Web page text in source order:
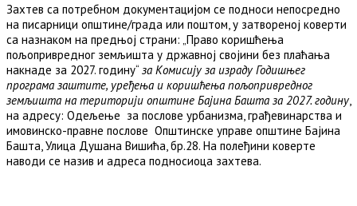
Захтев са потребном документацијом се подноси непосредно
на писарници општине/града или поштом, у затвореној коверти
са назнаком на предњој страни: „Право коришћења
пољопривредног земљишта у државној својини без плаћања
накнаде за 2027. годину“ за Комисију за израду Годишњег
програма заштите, уређења и коришћења пољопривредног
земљишта на територији општине Бајина Башта за 2027. годину,
на адресу: Одељење за послове урбанизма, грађевинарства и
имовинско-правне послове Општинске управе општине Бајина
Башта, Улица Душана Вишића, бр.28. На полеђини коверте
наводи се назив и адреса подносиоца захтева.